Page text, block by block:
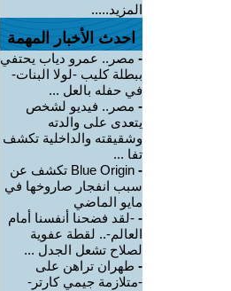
المزيد.....
احدث الأخبار المهمة
- مصر.. عمرو دياب يحتفي
ببطلة كليب -لولا البنات-
في حفله بالعل ...
- مصر.. فيديو لشخص
يتعدى على والدته
وشقيقته والداخلية تكشف
تفا ...
-
Blue Origin تكشف عن
سبب انفجار صاروخها في
مايو الماضي
- -لقد فضحنا أنفسنا أمام
العالم-.. لقطة عفوية
لصلاح تشعل الجدل ...
- طهران تراهن على
-متلازمة جيمي كارتر-